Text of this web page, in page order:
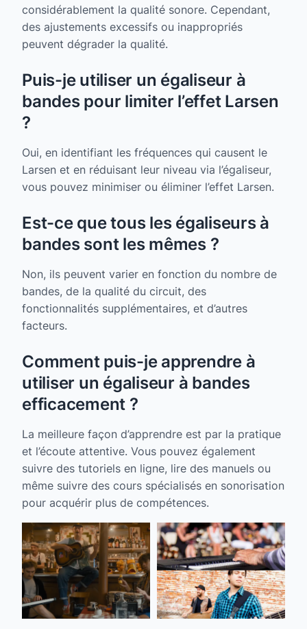
considérablement la qualité sonore. Cependant,
des ajustements excessifs ou inappropriés
peuvent dégrader la qualité.
Puis-je utiliser un égaliseur à
bandes pour limiter l’effet Larsen
?
Oui, en identifiant les fréquences qui causent le
Larsen et en réduisant leur niveau via l’égaliseur,
vous pouvez minimiser ou éliminer l’effet Larsen.
Est-ce que tous les égaliseurs à
bandes sont les mêmes ?
Non, ils peuvent varier en fonction du nombre de
bandes, de la qualité du circuit, des
fonctionnalités supplémentaires, et d’autres
facteurs.
Comment puis-je apprendre à
utiliser un égaliseur à bandes
efficacement ?
La meilleure façon d’apprendre est par la pratique
et l’écoute attentive. Vous pouvez également
suivre des tutoriels en ligne, lire des manuels ou
même suivre des cours spécialisés en sonorisation
pour acquérir plus de compétences.